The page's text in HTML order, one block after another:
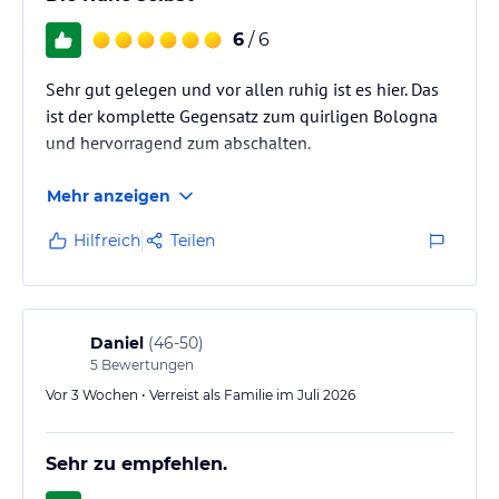
Gebühr können Massagen und Kosmetikanwendungen gebucht
werden.
Hinweis:
Verfasst von HolidayCheck mit Hilfe von KI. Alle
Angaben ohne Gewähr. Bitte lies vor der Buchung die
verbindlichenAngebotsdetailsdes jeweiligen Veranstalters.
6 / 6
Sehr gut gelegen und vor allen ruhig ist es hier. Das
ist der komplette Gegensatz zum quirligen Bologna
und hervorragend zum abschalten.
Mehr anzeigen
Hilfreich Teilen
Daniel (46-50)
5 Bewertungen
Vor 3 Wochen • Verreist als Familie im Juli 2026
Sehr zu empfehlen.